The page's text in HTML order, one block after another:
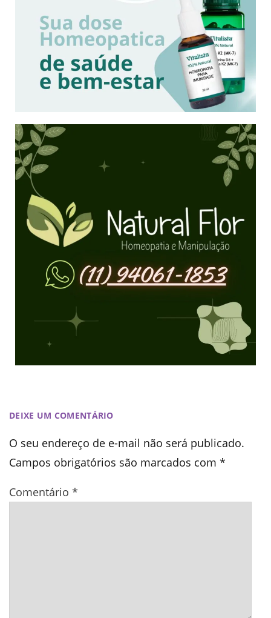
DEIXE UM COMENTÁRIO
O seu endereço de e-mail não será publicado.
Campos obrigatórios são marcados com *
Comentário *